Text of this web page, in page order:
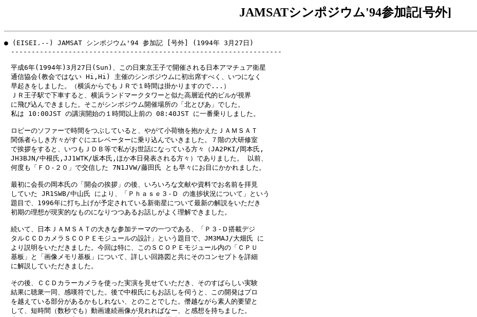
JAMSATシンポジウム'94参加記[号外]
● (EISEI.--) JAMSAT シンポジウム'94 参加記 [号外] (1994年 3月27日)
------------------------------------------------------------------
平成6年(1994年)3月27日(Sun)、この日東京王子で開催される日本アマチュア衛星
通信協会(教会ではない Hi,Hi) 主催のシンポジウムに初出席すべく、いつになく
早起きをしました。（横浜からでもＪＲで１時間は掛かりますので...）
ＪＲ王子駅で下車すると、横浜ランドマークタワーと似た高層近代的ビルが視界
に飛び込んできました。そこがシンポジウム開催場所の「北とぴあ」でした。
私は 10:00JST の講演開始の１時間以上前の 08:40JST に一番乗りしました。
ロビーのソファーで時間をつぶしていると、やがて小荷物を抱かえたＪＡＭＳＡＴ
関係者らしき方々がすぐにエレベーターに乗り込んでいきました。７階の大研修室
で挨拶をすると、いつもＪＤＢ等で私がお世話になっている方々（JA2PKI/岡本氏,
JH3BJN/中根氏,JJ1WTK/坂本氏,ほか本日発表される方々）でありました。 以前、
何度も「ＦＯ-２０」で交信した 7N1JVW/藤田氏 とも早々にお目にかかれました。
最初に会長の岡本氏の「開会の挨拶」の後、いろいろな文献や資料でお名前を拝見
していた JR1SWB/中山氏 により、「Ｐｈａｓｅ３-Ｄ の進捗状況について」という
題目で、1996年に打ち上げが予定されている新衛星について最新の解説をいただき
初期の理想が現実的なものになりつつあるお話しがよく理解できました。
続いて、日本ＪＡＭＳＡＴの大きな参加テーマの一つである、「Ｐ３-Ｄ搭載デジ
タルＣＣＤカメラＳＣＯＰＥモジュールの設計」という題目で、JM3MAJ/大畑氏 に
より説明をいただきました。今回は特に、このＳＣＯＰＥモジュール内の「ＣＰＵ
基板」と「画像メモリ基板」について、詳しい回路図と共にそのコンセプトを詳細
に解説していただきました。
その後、ＣＣＤカラーカメラを使った実演を見せていただき、そのすばらしい実験
結果に聴衆一同、感嘆符でした。後で中根氏にもお話しを伺うと、この開発はプロ
を越えている部分があるかもしれない、とのことでした。僭越ながら素人的要望と
して、短時間（数秒でも）動画連続画像が見れればなー、と感想を持ちました。